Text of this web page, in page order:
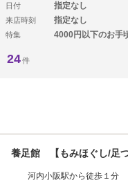
日付 指定なし
来店時刻 指定なし
特集 4000円以下のお手
24件
養足館 【もみほぐし/足つ
河内小阪駅から徒歩１分